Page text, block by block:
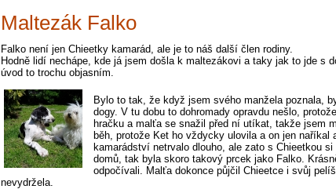
Maltezák Falko
Falko není jen Chieetky kamarád, ale je to náš další člen rodiny.
Hodně lidí nechápe, kde já jsem došla k maltezákovi a taky jak to jde s
úvod to trochu objasním.
Bylo to tak, že když jsem svého manžela poznala,
dogy. V tu dobu to dohromady opravdu nešlo,
hračku a malťa se snažil před ní utíkat, takže jsem
běh, protože Ket ho vždycky ulovila a on jen
kamarádství netrvalo dlouho, ale zato s Chieetkou
domů, tak byla skoro takový prcek jako Falko.
odpočívali. Malťa dokonce půjčil Chieetce i svůj
nevydržela.